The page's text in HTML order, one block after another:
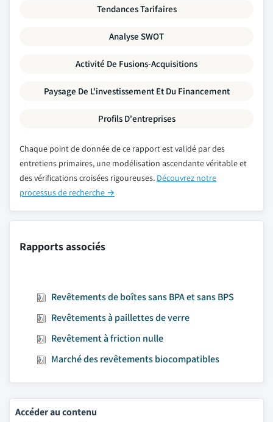
Tendances Tarifaires
Analyse SWOT
Activité De Fusions-Acquisitions
Paysage De L'investissement Et Du Financement
Profils D'entreprises
Chaque point de donnée de ce rapport est validé par des
entretiens primaires, une modélisation ascendante véritable et
des vérifications croisées rigoureuses. Découvrez notre
processus de recherche →
Rapports associés
Revêtements de boîtes sans BPA et sans BPS
Revêtements à paillettes de verre
Revêtement à friction nulle
Marché des revêtements biocompatibles
Accéder au contenu